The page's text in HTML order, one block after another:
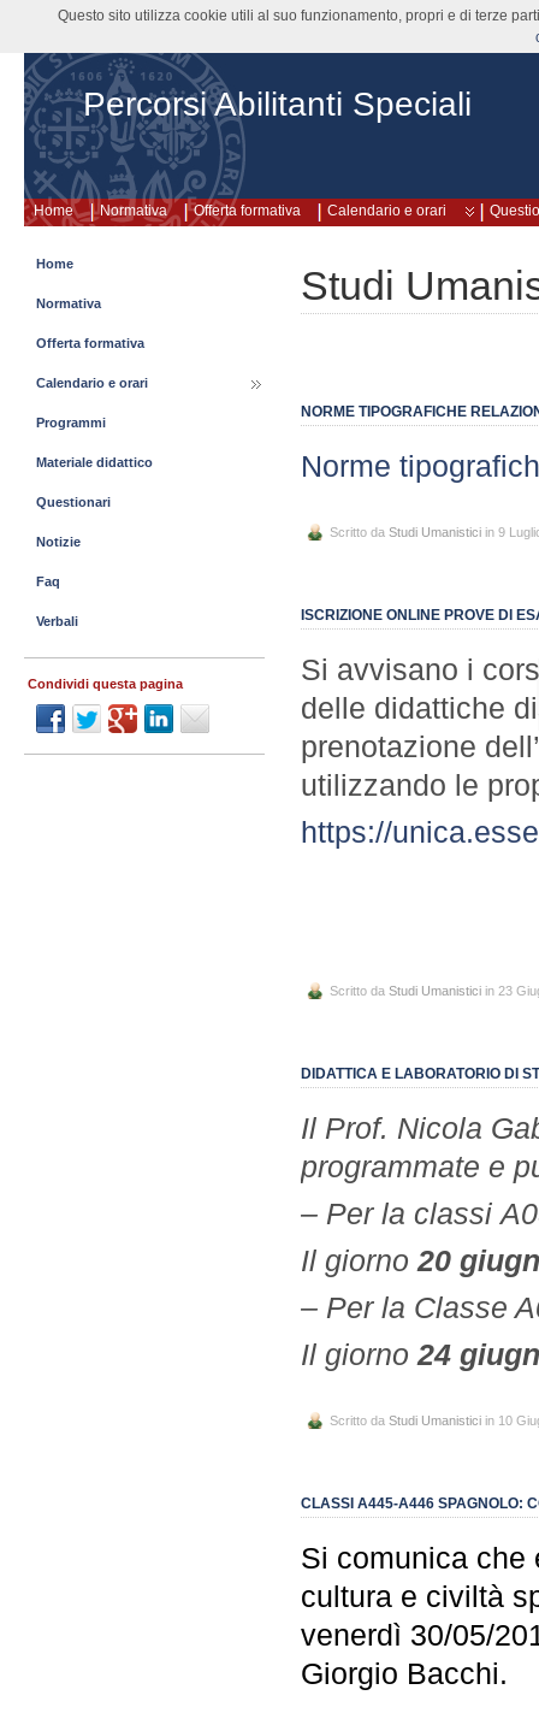
Percorsi Abilitanti Speciali
Home Normativa Offerta formativa Calendario e orari
Studi
NORME TIPOGRAFICHE
Norme
Scritto da Studi Umanistici in 9
ISCRIZIONE ONLINE PROVE DI
Si avvisano i
delle didattiche
prenotazione
utilizzando le
https://
Scritto da Studi Umanistici in 23
DIDATTICA E LABORATORIO DI
Il Prof. Nicola
programmate e
– Per la classi
Il giorno 20
– Per la Classe
Il giorno 24
Scritto da Studi Umanistici in 10
CLASSI A445-A446 SPAGNOLO:
Si comunica che
cultura e civiltà
venerdì 30/05/
Giorgio Bacchi.
Home
Normativa
Offerta formativa
Calendario e orari
Programmi
Materiale didattico
Questionari
Notizie
Faq
Verbali
Condividi questa pagina
Questo sito utilizza cookie utili al suo funzionamento, propri e di terze